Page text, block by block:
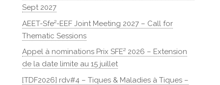
Sept 2027
AEET-Sfe²-EEF Joint Meeting 2027 – Call for
Thematic Sessions
Appel à nominations Prix SFE² 2026 – Extension
de la date limite au 15 juillet
[TDF2026] rdv#4 – Tiques & Maladies à Tiques –